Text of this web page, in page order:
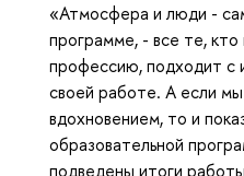
«Атмосфера и люди -
программе, - все те,
профессию, подходит с
своей работе. А если
вдохновением, то и
образовательной
подведены итоги